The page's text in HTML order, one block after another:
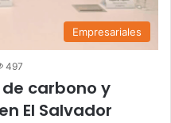
Empresariales
497
carbono y
El Salvador